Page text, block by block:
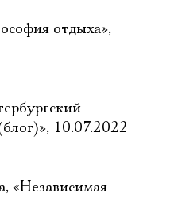
отдыха»,
10.07.2022
«Независимая